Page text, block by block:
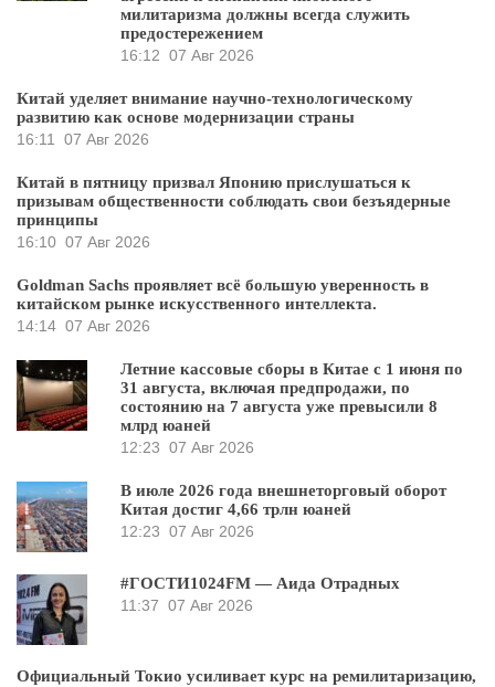
милитаризма должны всегда служить
предостережением
16:12 07 Авг 2026
Китай уделяет внимание научно-технологическому
развитию как основе модернизации страны
16:11
07 Авг 2026
Китай в пятницу призвал Японию прислушаться к
призывам общественности соблюдать свои безъядерные
принципы
16:10 07 Авг 2026
Goldman Sachs проявляет всё большую уверенность в
китайском рынке искусственного интеллекта.
14:14 07 Авг 2026
Летние кассовые сборы в Китае с 1 июня по
31 августа, включая предпродажи, по
состоянию на 7 августа уже превысили 8
млрд юаней
12:23 07 Авг 2026
В июле 2026 года внешнеторговый оборот
Китая достиг 4,66 трлн юаней
12:23 07 Авг 2026
#ГОСТИ1024FM — Аида Отрадных
11:37 07 Авг 2026
Официальный Токио усиливает курс на ремилитаризацию,